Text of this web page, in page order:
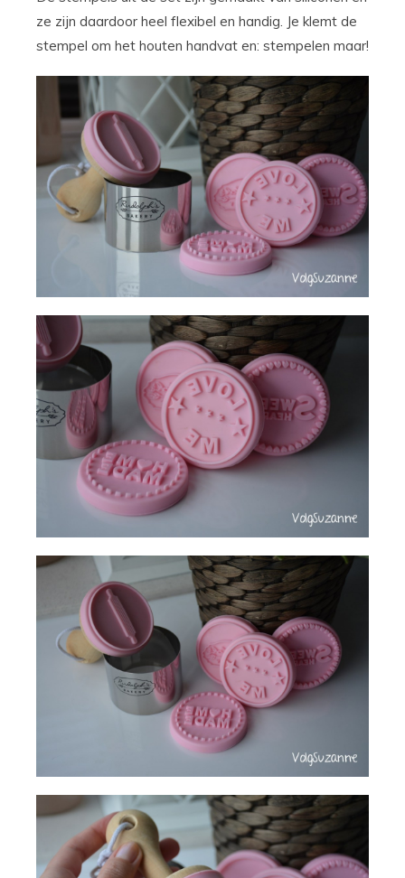
ze zijn daardoor heel flexibel en handig. Je klemt de
stempel om het houten handvat en: stempelen maar!